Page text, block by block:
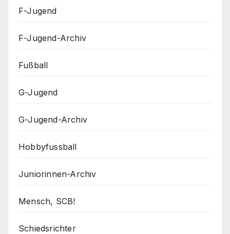
F-Jugend
F-Jugend-Archiv
Fußball
G-Jugend
G-Jugend-Archiv
Hobbyfussball
Juniorinnen-Archiv
Mensch, SCB!
Schiedsrichter